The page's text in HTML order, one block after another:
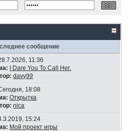
сообщение
11:36
I Dare You To Call Her.
davy99
18:08
Открытка
nica
15:24
Мой проект игры